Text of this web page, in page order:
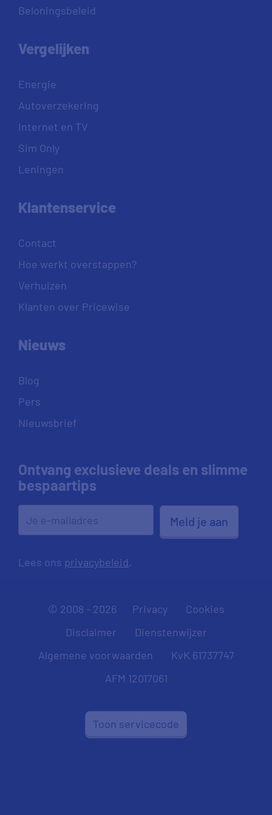
Beloningsbeleid
Vergelijken
Energie
Autoverzekering
Internet en TV
Sim Only
Leningen
Klantenservice
Contact
Hoe werkt overstappen?
Verhuizen
Klanten over Pricewise
Nieuws
Blog
Pers
Nieuwsbrief
Ontvang exclusieve deals en slimme
bespaartips
Meld je aan
Lees ons privacybeleid.
© 2008 - 2026 Privacy
Cookies
Disclaimer
Dienstenwijzer
Algemene voorwaarden
KvK 61737747
AFM 12017061
Toon servicecode